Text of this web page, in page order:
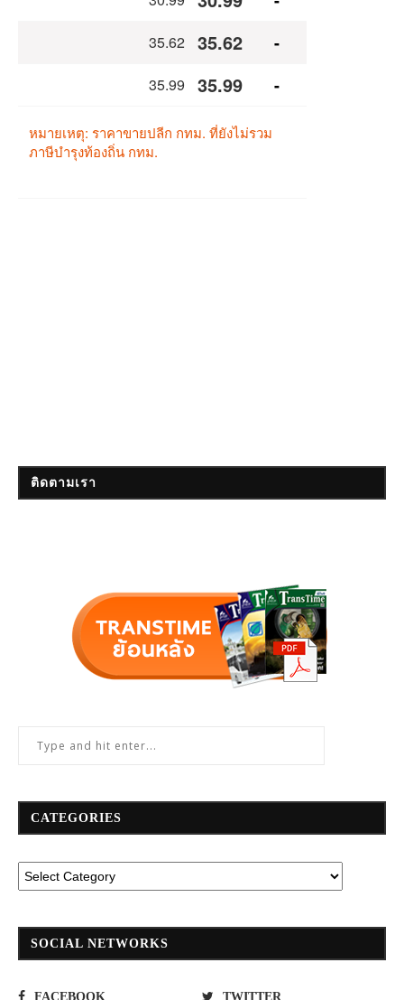
ติดตามเรา
CATEGORIES
SOCIAL NETWORKS
FACEBOOK TWITTER